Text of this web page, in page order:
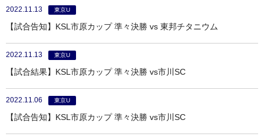
2022.11.13 東京U
【試合告知】KSL市原カップ 準々決勝 vs 東邦チタニウム
2022.11.13 東京U
【試合結果】KSL市原カップ 準々決勝 vs市川SC
2022.11.06 東京U
【試合告知】KSL市原カップ 準々決勝 vs市川SC